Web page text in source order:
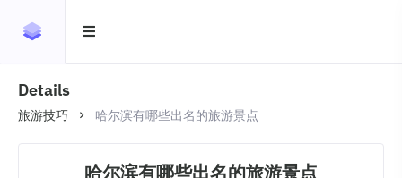
Details
旅游技巧 哈尔滨有哪些出名的旅游景点
哈尔滨有哪些出名的旅游景点